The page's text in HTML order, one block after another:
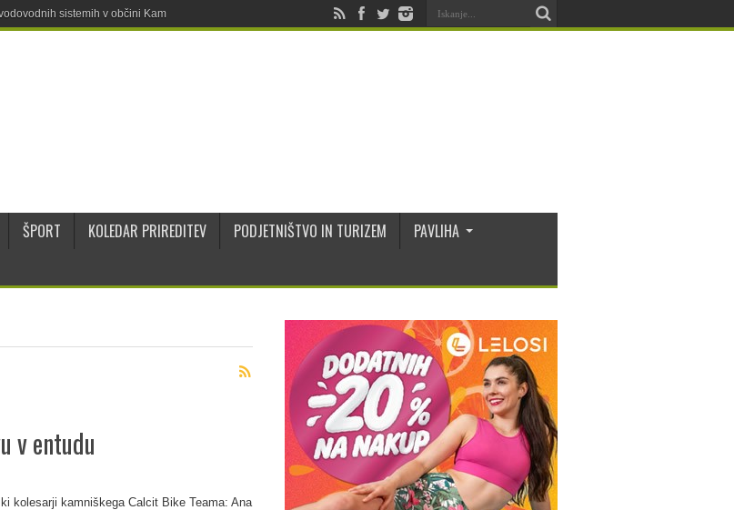
sistemih v občini Kamnik
ŠPORT KOLEDAR PRIREDITEV PODJETNIŠTVO IN TURIZEM
PAVLIHA
v entudu
kolesarji kamniškega Calcit Bike Teama: Ana